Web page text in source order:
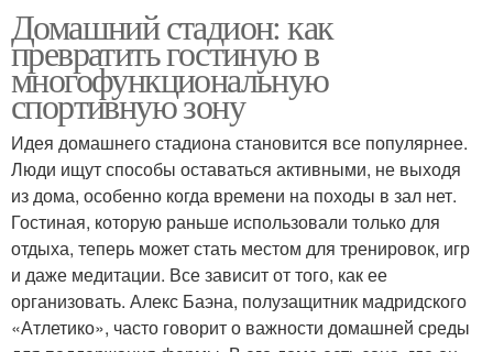
Домашний стадион: как
превратить гостиную в
многофункциональную
спортивную зону
Идея домашнего стадиона становится все популярнее.
Люди ищут способы оставаться активными, не выходя
из дома, особенно когда времени на походы в зал нет.
Гостиная, которую раньше использовали только для
отдыха, теперь может стать местом для тренировок, игр
и даже медитации. Все зависит от того, как ее
организовать. Алекс Баэна, полузащитник мадридского
«Атлетико», часто говорит о важности домашней среды